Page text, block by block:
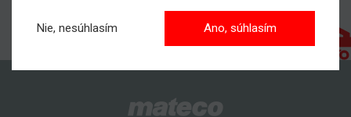
Nie, nesúhlasím Ano, súhlasím